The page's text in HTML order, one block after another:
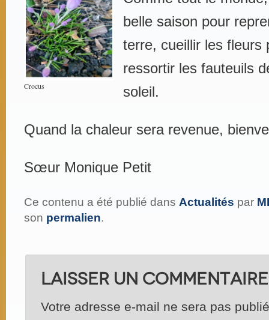
Crocus
belle saison pour
terre, cueillir les fleurs
ressortir les fauteuils
soleil.
Quand la chaleur sera revenue,
Sœur Monique Petit
Ce contenu a été publié dans Actualités par
son permalien.
Laisser un commentaire
Votre adresse e-mail ne sera pas